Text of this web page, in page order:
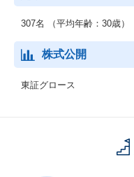
307名 （平均年齢：30歳）
株式公開
東証グロース